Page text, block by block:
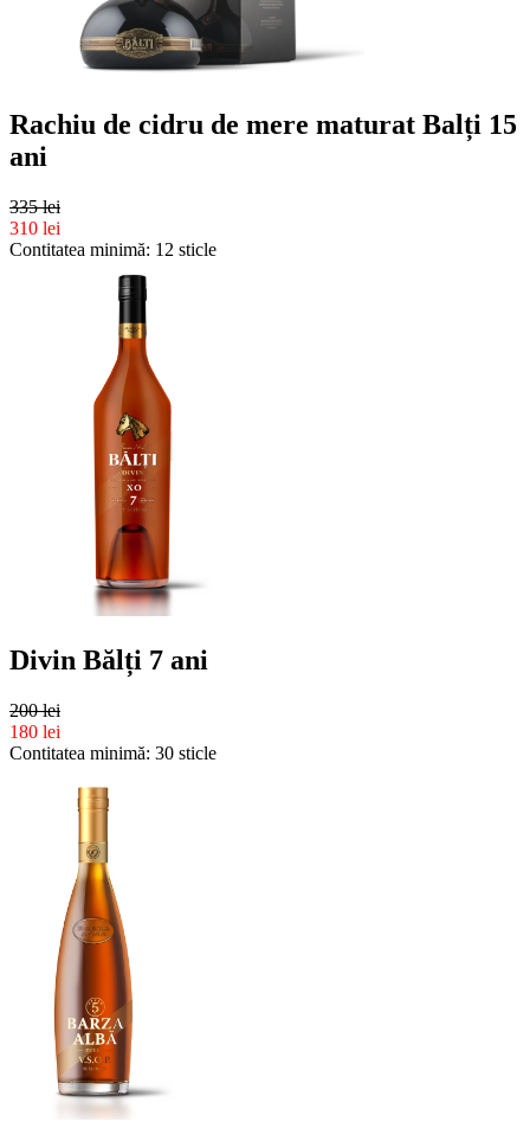
Rachiu de cidru de mere maturat Balți 15
ani
335 lei
310 lei
Contitatea minimă: 12 sticle
Divin Bălți 7 ani
200 lei
180 lei
Contitatea minimă: 30 sticle